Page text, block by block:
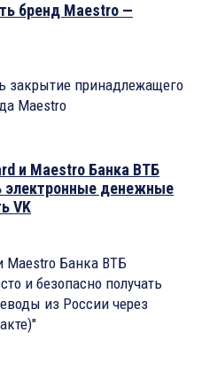
бренд Maestro —
закрытие принадлежащего
Maestro
и Maestro Банка ВТБ
электронные денежные
VK
Maestro Банка ВТБ
и безопасно получать
из России через